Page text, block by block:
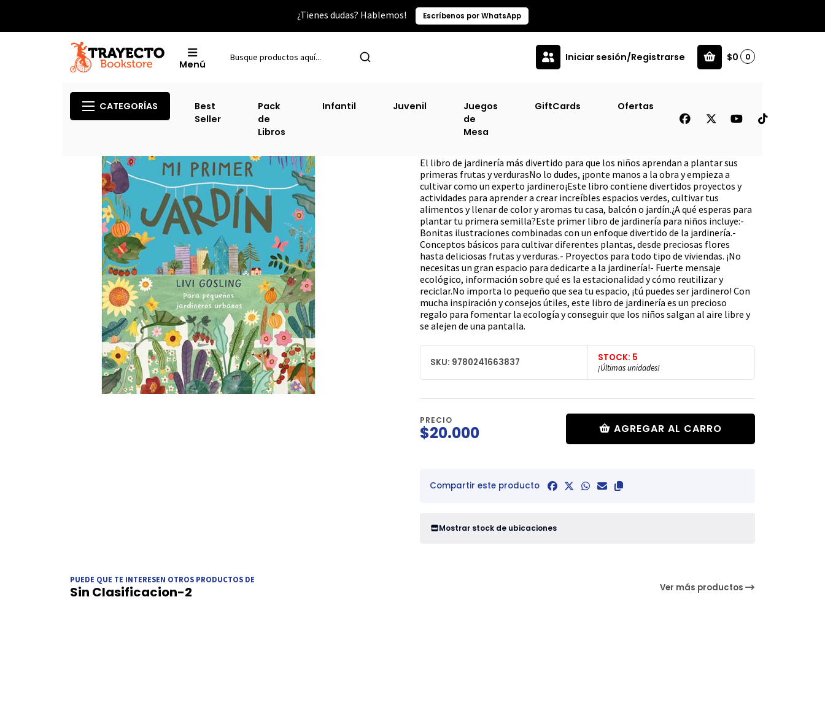
¿Tienes dudas? Hablemos! Escríbenos por WhatsApp
Menú
Iniciar sesión/Registrarse $0 0
CATEGORÍAS
Best
Seller
Pack
de
Libros
Infantil Juvenil
Juegos
de
Mesa
GiftCards Ofertas
Primer Jardin, Mi (Dk) (Prh)
El libro de jardinería más divertido para que los niños aprendan a plantar sus
primeras frutas y verdurasNo lo dudes, ¡ponte manos a la obra y empieza a
cultivar como un experto jardinero¡Este libro contiene divertidos proyectos y
actividades para aprender a crear increíbles espacios verdes, cultivar tus
alimentos y llenar de color y aromas tu casa, balcón o jardín.¿A qué esperas para
plantar tu primera semilla?Este primer libro de jardinería para niños incluye:-
Bonitas ilustraciones combinadas con un enfoque divertido de la jardinería.-
Conceptos básicos para cultivar diferentes plantas, desde preciosas flores
hasta deliciosas frutas y verduras.- Proyectos para todo tipo de viviendas. ¡No
necesitas un gran espacio para dedicarte a la jardinería!- Fuerte mensaje
ecológico, información sobre qué es la estacionalidad y cómo reutilizar y
reciclar.No importa lo pequeño que sea tu espacio, ¡tú puedes ser jardinero! Con
mucha inspiración y consejos útiles, este libro de jardinería es un precioso
regalo para fomentar la ecología y conseguir que los niños salgan al aire libre y
se alejen de una pantalla.
SKU: 9780241663837 STOCK: 5
¡Últimas unidades!
PRECIO
$20.000 AGREGAR AL CARRO
Compartir este producto
Mostrar stock de ubicaciones
PUEDE QUE TE INTERESEN OTROS PRODUCTOS DE
Sin Clasificacion-2 Ver más productos